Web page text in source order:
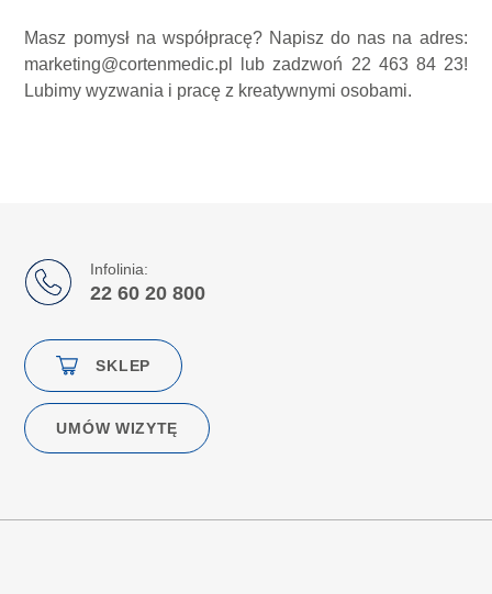
Masz pomysł na współpracę? Napisz do nas na adres:
marketing@cortenmedic.pl lub zadzwoń 22 463 84 23!
Lubimy wyzwania i pracę z kreatywnymi osobami.
Infolinia:
22 60 20 800
SKLEP
UMÓW WIZYTĘ